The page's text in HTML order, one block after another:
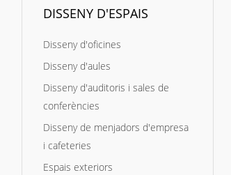
DISSENY D'ESPAIS
Disseny d'oficines
Disseny d'aules
Disseny d'auditoris i sales de
conferències
Disseny de menjadors d'empresa
i cafeteries
Espais exteriors